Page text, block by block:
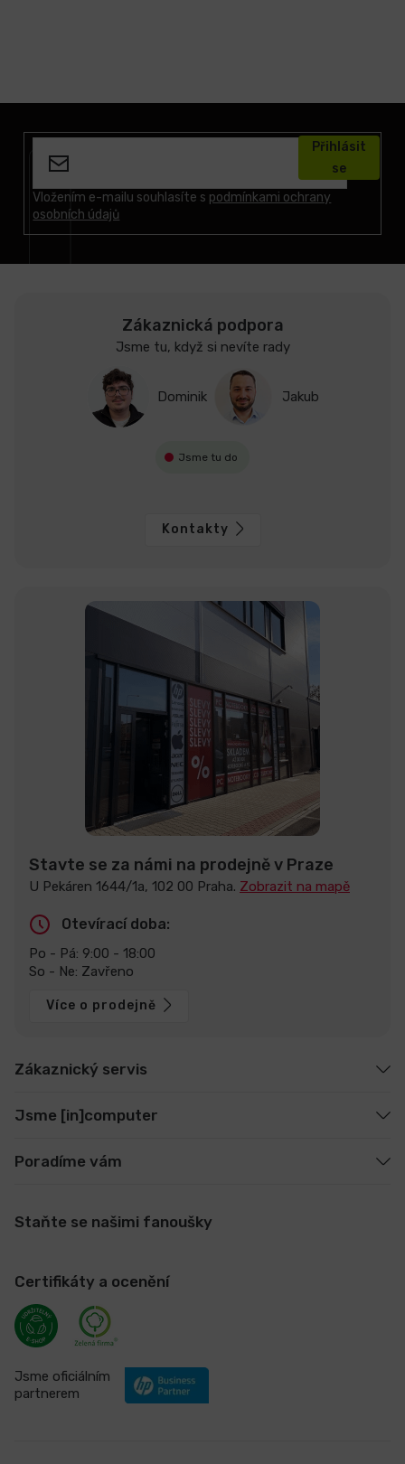
Vložením e-mailu souhlasíte s podmínkami ochrany
osobních údajů
Přihlásit
se
Zákaznická podpora
Jsme tu, když si nevíte rady
Dominik Jakub
Jsme tu do
Kontakty
Stavte se za námi na prodejně v Praze
U Pekáren 1644/1a, 102 00 Praha. Zobrazit na mapě
Otevírací doba:
Po - Pá: 9:00 - 18:00
So - Ne: Zavřeno
Více o prodejně
Zákaznický servis
Jsme [in]computer
Poradíme vám
Staňte se našimi fanoušky
Certifikáty a ocenění
Jsme oficiálním
partnerem